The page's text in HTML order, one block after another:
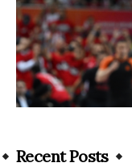
Recent Posts